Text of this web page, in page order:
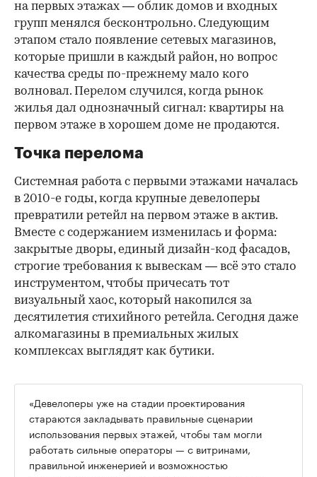
на первых этажах — облик домов и входных
групп менялся бесконтрольно. Следующим
этапом стало появление сетевых магазинов,
которые пришли в каждый район, но вопрос
качества среды по-прежнему мало кого
волновал. Перелом случился, когда рынок
жилья дал однозначный сигнал: квартиры на
первом этаже в хорошем доме не продаются.
Точка перелома
Системная работа с первыми этажами началась
в 2010-е годы, когда крупные девелоперы
превратили ретейл на первом этаже в актив.
Вместе с содержанием изменилась и форма:
закрытые дворы, единый дизайн-код фасадов,
строгие требования к вывескам — всё это стало
инструментом, чтобы причесать тот
визуальный хаос, который накопился за
десятилетия стихийного ретейла. Сегодня даже
алкомагазины в премиальных жилых
комплексах выглядят как бутики.
«Девелоперы уже на стадии проектирования
стараются закладывать правильные сценарии
использования первых этажей, чтобы там могли
работать сильные операторы — с витринами,
правильной инженерией и возможностью